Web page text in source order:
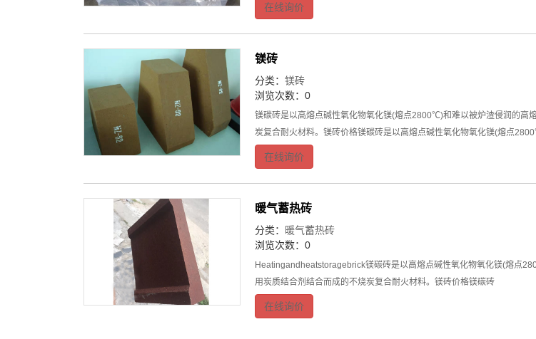
在线询价
镁砖
分类： 镁砖
浏览次数：0
镁碳砖是以高熔点碱性氧化物氧化镁(熔点2800℃)和难以被炉渣侵润的高
炭复合耐火材料。镁砖价格镁碳砖是以高熔点碱性氧化物氧化镁(熔点
在线询价
暖气蓄热砖
分类： 暖气蓄热砖
浏览次数：0
Heatingandheatstoragebrick镁碳砖是以高熔点碱性氧化物氧化镁(熔点
用炭质结合剂结合而成的不烧炭复合耐火材料。镁砖价格镁碳砖
在线询价